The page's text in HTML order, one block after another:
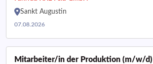
Sankt Augustin
07.08.2026
Mitarbeiter/in der Produktion (m/w/d)